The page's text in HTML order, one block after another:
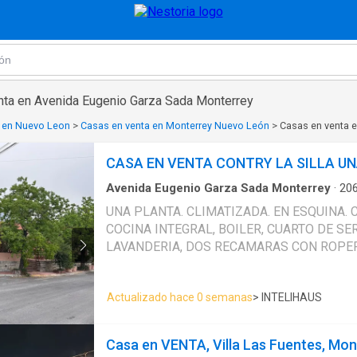
en Avenida Eugenio Garza Sada Monterrey
Nuevo Leon > Casas en venta en Monterrey Nuevo León > Casas en venta
CASA EN VENTA CONTRY LA SILLA
Avenida Eugenio Garza Sada Monterrey · 206
acondicionado ·Electricidad·Agua·Gas natural
closet
UNA PLANTA. CLIMATIZADA. EN ESQUINA.
COCINA INTEGRAL, BOILER, CUARTO DE
LAVANDERIA, DOS RECAMARAS CON
Actualizado hace 0 semanas> INTELIHAUS
Casa en VENTA, Villa Las Fuentes,